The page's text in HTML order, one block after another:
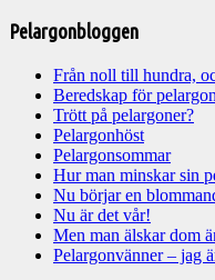
Pelargonbloggen
Från noll till hundra,
Beredskap för
Trött på pelargoner?
Pelargonhöst
Pelargonsommar
Hur man minskar sin
Nu börjar en
Nu är det vår!
Men man älskar dom
Pelargonvänner – jag